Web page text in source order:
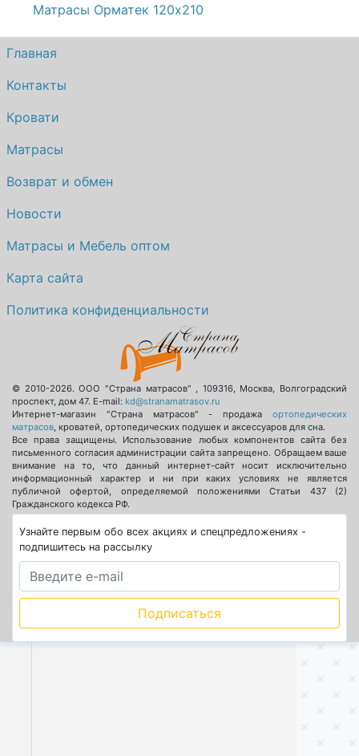
Матрасы Орматек 120х210
Главная
Контакты
Кровати
Матрасы
Возврат и обмен
Новости
Матрасы и Мебель оптом
Карта сайта
Политика конфиденциальности
© 2010-2026.ООО "Страна матрасов" 109316, Москва
Волгоградский
проспект, дом 47. E-mail: kd@stranamatrasov.ru
Интернет-магазин "Страна матрасов" - продажа ортопедических
матрасов , кроватей, ортопедических подушек и аксессуаров для сна.
Все права защищены. Использование любых компонентов сайта без
письменного согласия администрации сайта запрещено. Обращаем ваше
внимание на то, что данный интернет-сайт носит исключительно
информационный характер и ни при каких условиях не является
публичной офертой, определяемой положениями Статьи 437 (2)
Гражданского кодекса РФ.
Узнайте первым обо всех акциях и спецпредложениях -
подпишитесь на рассылку